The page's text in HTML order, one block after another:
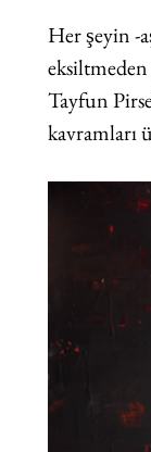
Her şeyin -
Tayfun
kavramları